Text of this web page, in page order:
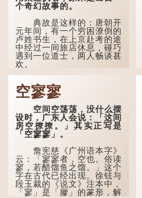
个奇幻故事的。
典故是这样的：唐朝开
元年间，有一个穷困潦倒的
卢姓书生，在上京赴考的途
中经过一间旅店休息，碰巧
遇到一位道士，两人畅谈甚
欢。
言谈间，卢姓书生感慨
自己虽贵为读书人，但一直
未能考取功名，仍然贫困，
感到十分落泊。于是，道士
拿出一个青瓷枕头，让卢姓
书生睡一睡，便能满足他希
望得到荣华富贵的愿望。
这时，...
空寥寥
空间空荡荡，没什么摆
设时，广东人会说：「这间
房空撩撩。」其实正写是
「空寥寥」。
詹宪慈《广州语本字》
云：「寥寥者，空也。俗读
寥，若醋馏鱼之馏。」这个
字在古代已经出现。徐铉与
段玉裁的《说文》注本中，
「寥」是「廫」的篆形，解